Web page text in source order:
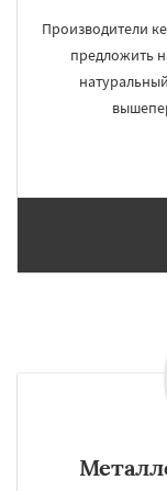
Производители
предложить